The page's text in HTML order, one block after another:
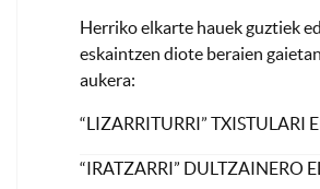
Herriko elkarte hauek guztiek
eskaintzen diote beraien
aukera:
“LIZARRITURRI” TXISTULARI
“IRATZARRI” DULTZAINERO